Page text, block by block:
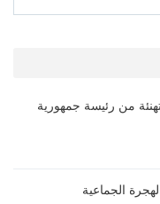
من رئيسة جمهورية